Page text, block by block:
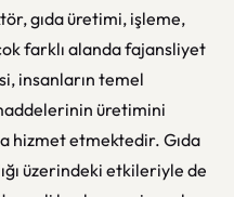
gıda üretimi, işleme,
farklı alanda fajansliyet
insanların temel
üretimini
hizmet etmektedir. Gıda
üzerindeki etkileriyle de